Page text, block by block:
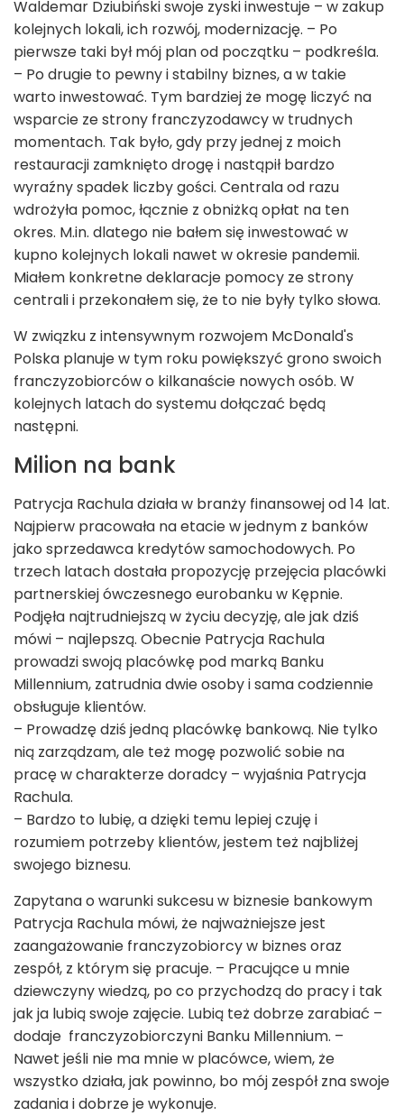
Waldemar Dziubiński swoje zyski inwestuje – w zakup
kolejnych lokali, ich rozwój, modernizację. – Po
pierwsze taki był mój plan od początku – podkreśla.
– Po drugie to pewny i stabilny biznes, a w takie
warto inwestować. Tym bardziej że mogę liczyć na
wsparcie ze strony franczyzodawcy w trudnych
momentach. Tak było, gdy przy jednej z moich
restauracji zamknięto drogę i nastąpił bardzo
wyraźny spadek liczby gości. Centrala od razu
wdrożyła pomoc, łącznie z obniżką opłat na ten
okres. M.in. dlatego nie bałem się inwestować w
kupno kolejnych lokali nawet w okresie pandemii.
Miałem konkretne deklaracje pomocy ze strony
centrali i przekonałem się, że to nie były tylko słowa.
W związku z intensywnym rozwojem McDonald's
Polska planuje w tym roku powiększyć grono swoich
franczyzobiorców o kilkanaście nowych osób. W
kolejnych latach do systemu dołączać będą
następni.
Milion na bank
Patrycja Rachula działa w branży finansowej od 14 lat.
Najpierw pracowała na etacie w jednym z banków
jako sprzedawca kredytów samochodowych. Po
trzech latach dostała propozycję przejęcia placówki
partnerskiej ówczesnego eurobanku w Kępnie.
Podjęła najtrudniejszą w życiu decyzję, ale jak dziś
mówi – najlepszą. Obecnie Patrycja Rachula
prowadzi swoją placówkę pod marką Banku
Millennium, zatrudnia dwie osoby i sama codziennie
obsługuje klientów.
– Prowadzę dziś jedną placówkę bankową. Nie tylko
nią zarządzam, ale też mogę pozwolić sobie na
pracę w charakterze doradcy – wyjaśnia Patrycja
Rachula.
– Bardzo to lubię, a dzięki temu lepiej czuję i
rozumiem potrzeby klientów, jestem też najbliżej
swojego biznesu.
Zapytana o warunki sukcesu w biznesie bankowym
Patrycja Rachula mówi, że najważniejsze jest
zaangażowanie franczyzobiorcy w biznes oraz
zespół, z którym się pracuje. – Pracujące u mnie
dziewczyny wiedzą, po co przychodzą do pracy i tak
jak ja lubią swoje zajęcie. Lubią też dobrze zarabiać –
dodaje franczyzobiorczyni Banku Millennium. –
Nawet jeśli nie ma mnie w placówce, wiem, że
wszystko działa, jak powinno, bo mój zespół zna swoje
zadania i dobrze je wykonuje.